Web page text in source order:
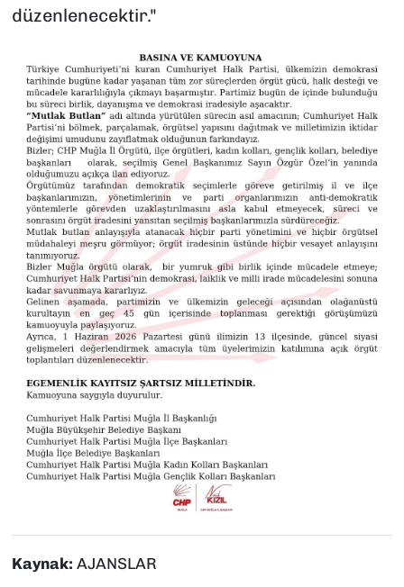
düzenlenecektir."
Kaynak: AJANSLAR